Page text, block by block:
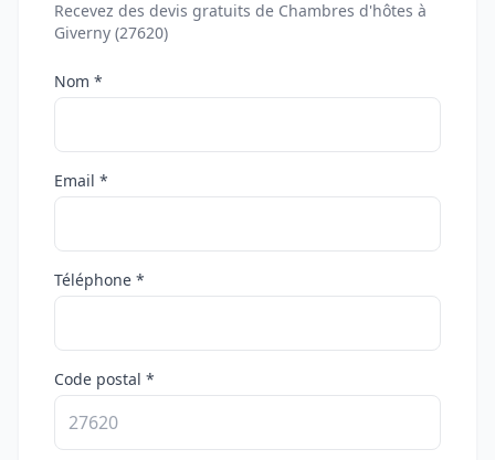
Recevez des devis gratuits de Chambres d'hôtes à
Giverny (27620)
Nom *
Email *
Téléphone *
Code postal *